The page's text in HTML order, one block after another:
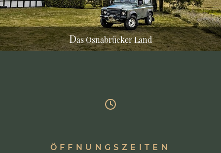
Das Osnabrücker Land
ÖFFNUNGSZEITEN